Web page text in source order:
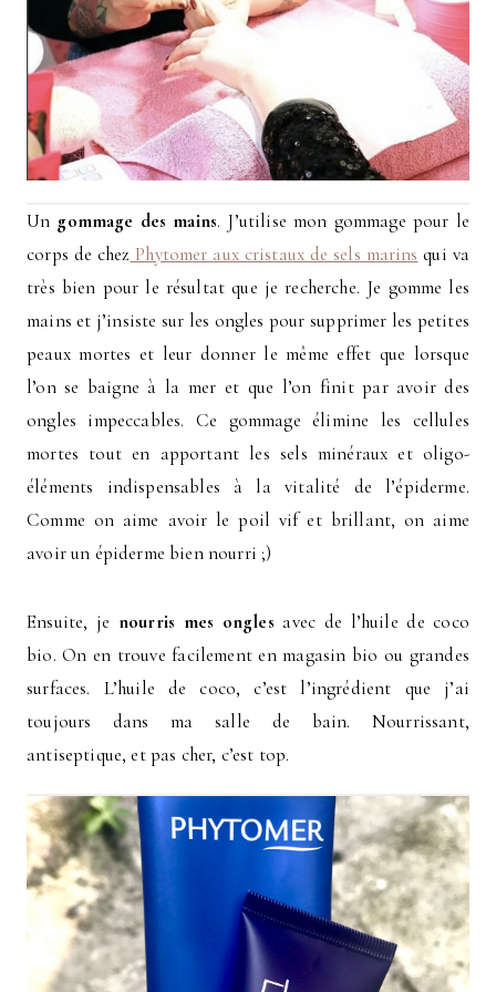
Un gommage des mains. J’utilise mon gommage pour le
corps de chez Phytomer aux cristaux de sels marins qui va
très bien pour le résultat que je recherche. Je gomme les
mains et j’insiste sur les ongles pour supprimer les petites
peaux mortes et leur donner le même effet que lorsque
l’on se baigne à la mer et que l’on finit par avoir des
ongles impeccables. Ce gommage élimine les cellules
mortes tout en apportant les sels minéraux et oligo-
éléments indispensables à la vitalité de l’épiderme.
Comme on aime avoir le poil vif et brillant, on aime
avoir un épiderme bien nourri ;)
Ensuite, je nourris mes ongles avec de l’huile de coco
bio. On en trouve facilement en magasin bio ou grandes
surfaces. L’huile de coco, c’est l’ingrédient que j’ai
toujours dans ma salle de bain. Nourrissant,
antiseptique, et pas cher, c’est top.